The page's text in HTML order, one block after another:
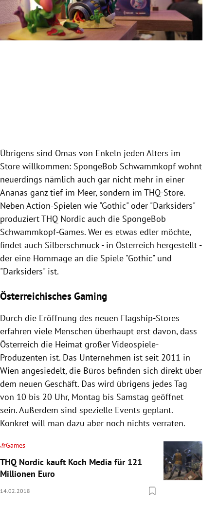
Übrigens sind Omas von Enkeln jeden Alters im
Store willkommen: SpongeBob Schwammkopf wohnt
neuerdings nämlich auch gar nicht mehr in einer
Ananas ganz tief im Meer, sondern im THQ-Store.
Neben Action-Spielen wie "Gothic" oder "Darksiders"
produziert THQ Nordic auch die SpongeBob
Schwammkopf-Games. Wer es etwas edler möchte,
findet auch Silberschmuck - in Österreich hergestellt -
der eine Hommage an die Spiele "Gothic" und
"Darksiders" ist.
Österreichisches Gaming
Durch die Eröffnung des neuen Flagship-Stores
erfahren viele Menschen überhaupt erst davon, dass
Österreich die Heimat großer Videospiele-
Produzenten ist. Das Unternehmen ist seit 2011 in
Wien angesiedelt, die Büros befinden sich direkt über
dem neuen Geschäft. Das wird übrigens jedes Tag
von 10 bis 20 Uhr, Montag bis Samstag geöffnet
sein. Außerdem sind spezielle Events geplant.
Konkret will man dazu aber noch nichts verraten.
Games
THQ Nordic kauft Koch Media für 121
Millionen Euro
14.02.2018